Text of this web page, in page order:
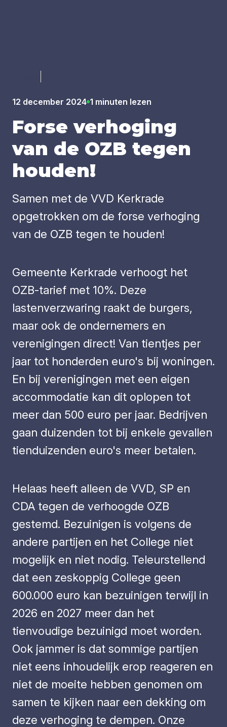
12 december 2024 1 minuten lezen
For­se ver­ho­ging
van de OZB tegen
hou­den!
Samen met de VVD Kerkrade
opgetrokken om de forse verhoging
van de OZB tegen te houden!
Gemeente Kerkrade verhoogt het
OZB-tarief met 10%. Deze
lastenverzwaring raakt de burgers,
maar ook de ondernemers en
verenigingen direct! Van tientjes per
jaar tot honderden euro's bij woningen.
En bij verenigingen met een eigen
accommodatie kan dit oplopen tot
meer dan 500 euro per jaar. Bedrijven
gaan duizenden tot bij enkele gevallen
tienduizenden euro's meer betalen.
Helaas heeft alleen de VVD, SP en
CDA tegen de verhoogde OZB
gestemd. Bezuinigen is volgens de
andere partijen en het College niet
mogelijk en niet nodig. Teleurstellend
dat een zeskoppig College geen
600.000 euro kan bezuinigen terwijl in
2026 en 2027 meer dan het
tienvoudige bezuinigd moet worden.
Ook jammer is dat sommige partijen
niet eens inhoudelijk erop reageren en
niet de moeite hebben genomen om
samen te kijken naar een dekking om
deze verhoging te dempen. Onze